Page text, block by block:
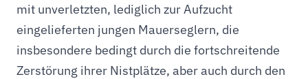
mit unverletzten, lediglich zur Aufzucht
eingelieferten jungen Mauerseglern, die
insbesondere bedingt durch die fortschreitende
Zerstörung ihrer Nistplätze, aber auch durch den